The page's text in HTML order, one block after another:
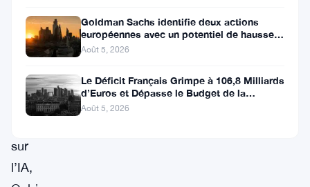
menaces
externes.
projet
blockchain
sur
l’IA,
Goldman Sachs identifie deux actions
européennes avec un potentiel de hausse
de plus de 100 %
Août 5, 2026
Le Déficit Français Grimpe à 106,8 Milliards
d’Euros et Dépasse le Budget de la
Défense
Août 5, 2026